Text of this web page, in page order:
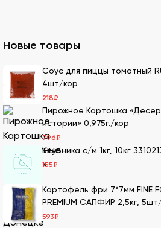
оптовой партией в нашей
20-летний опыт в этой
Мы дорожим репутацией и
продукции.
Новые товары
Соус для пиццы томатный
4шт/кор
218₽
Пирожное Картошка
истории» 0,975г./кор
796₽
Клубника с/м 1кг, 10кг
155₽
Картофель фри 7*7мм FINE
PREMIUM САПФИР 2,5кг,
593₽